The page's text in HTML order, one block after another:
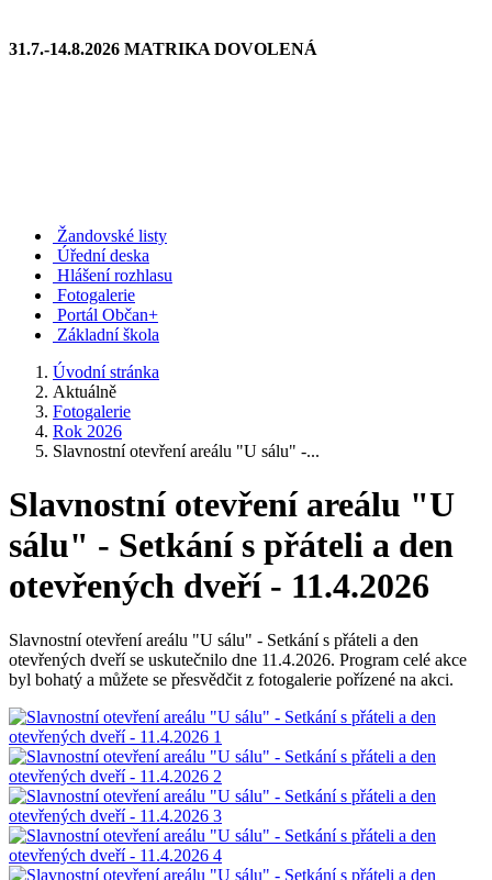
31.7.-14.8.2026 MATRIKA DOVOLENÁ
Žandovské listy
Úřední deska
Hlášení rozhlasu
Fotogalerie
Portál Občan+
Základní škola
Úvodní stránka
Aktuálně
Fotogalerie
Rok 2026
Slavnostní otevření areálu "U sálu" -...
Slavnostní otevření areálu "U
sálu" - Setkání s přáteli a den
otevřených dveří - 11.4.2026
Slavnostní otevření areálu "U sálu" - Setkání s přáteli a den
otevřených dveří se uskutečnilo dne 11.4.2026. Program celé akce
byl bohatý a můžete se přesvědčit z fotogalerie pořízené na akci.